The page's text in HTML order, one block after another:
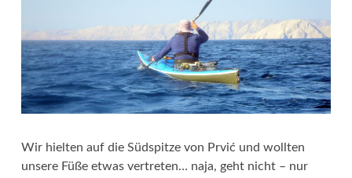
Wir hielten auf die Südspitze von Prvić und wollten
unsere Füße etwas vertreten… naja, geht nicht – nur